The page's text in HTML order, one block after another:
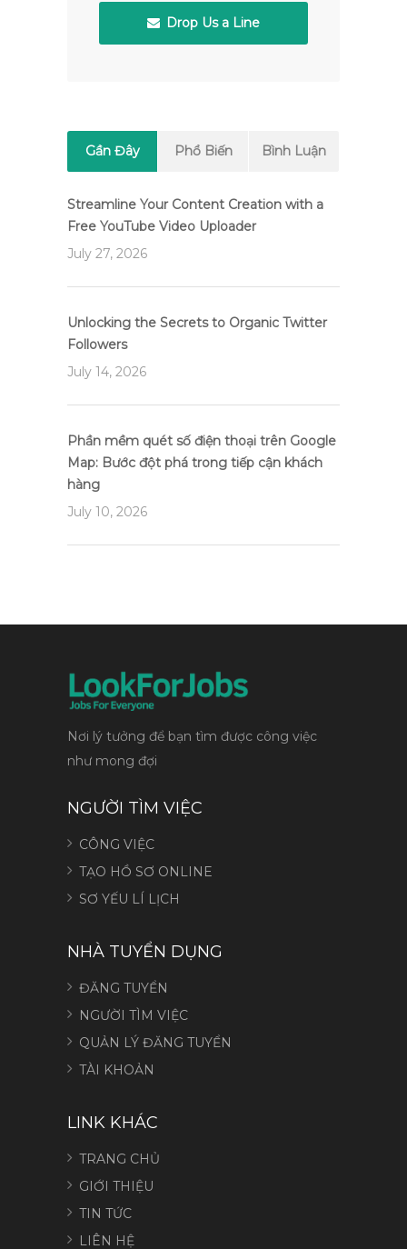
Drop Us a Line
Gần Đây Phổ Biến Bình Luận
Streamline Your Content Creation with a
Free YouTube Video Uploader
July 27, 2026
Unlocking the Secrets to Organic Twitter
Followers
July 14, 2026
Phần mềm quét số điện thoại trên Google
Map: Bước đột phá trong tiếp cận khách
hàng
July 10, 2026
Nơi lý tưởng để bạn tìm được công việc
như mong đợi
NGƯỜI TÌM VIỆC
CÔNG VIỆC
TẠO HỒ SƠ ONLINE
SƠ YẾU LÍ LỊCH
NHÀ TUYỂN DỤNG
ĐĂNG TUYỂN
NGƯỜI TÌM VIỆC
QUẢN LÝ ĐĂNG TUYỂN
TÀI KHOẢN
LINK KHÁC
TRANG CHỦ
GIỚI THIỆU
TIN TỨC
LIÊN HỆ